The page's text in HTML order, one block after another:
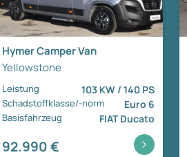
Hymer Camper Van
Yellowstone
Leistung 103 KW / 140 PS
Schadstoffklasse/-norm Euro 6
Basisfahrzeug FIAT Ducato
92.990 €